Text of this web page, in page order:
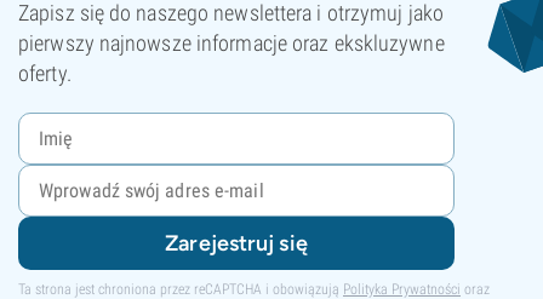
Zapisz się do naszego newslettera i otrzymuj jako
pierwszy najnowsze informacje oraz ekskluzywne
oferty.
Zarejestruj się
Ta strona jest chroniona przez reCAPTCHA i obowiązują Polityka Prywatności oraz